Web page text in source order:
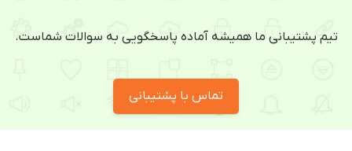
تیم پشتیبانی ما همیشه آماده پاسخگویی به سوالات شماست.
تماس با پشتیبانی